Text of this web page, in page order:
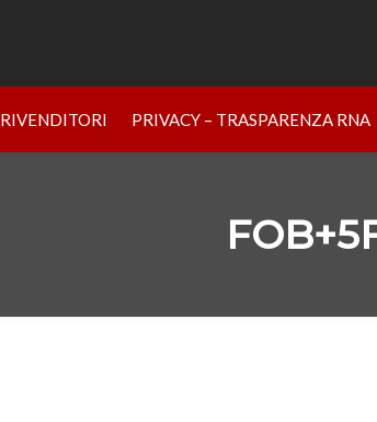
RIVENDITORI PRIVACY – TRASPARENZA RNA
HOME PRODOTTI CHI SIAMO